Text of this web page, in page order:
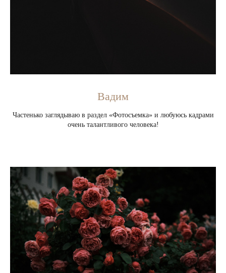
Вадим
Частенько заглядываю в раздел «Фотосъемка» и любуюсь кадрами
очень талантливого человека!